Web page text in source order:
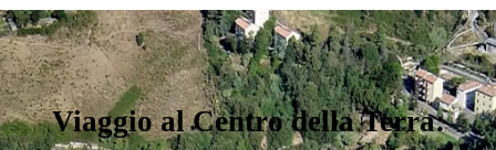
Viaggio al Centro della Terra: